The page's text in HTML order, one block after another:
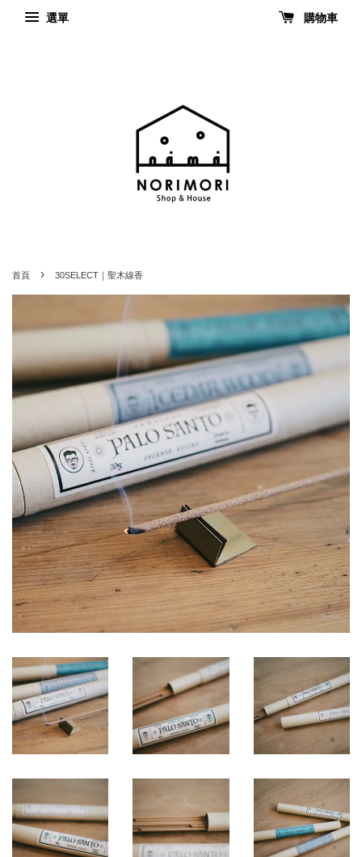
選單 購物車
首頁 › 30SELECT｜聖木線香